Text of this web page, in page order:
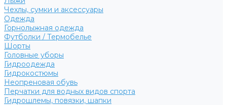
Чехлы, сумки и аксессуары
Одежда
Горнолыжная одежда
Футболки / Термобелье
Шорты
Головные уборы
Гидроодежда
Гидрокостюмы
Неопреновая обувь
Перчатки для водных видов спорта
Гидрошлемы, повязки, шапки